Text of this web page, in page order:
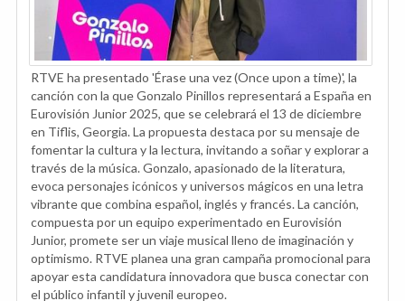
RTVE ha presentado 'Érase una vez (Once upon a time)', la
canción con la que Gonzalo Pinillos representará a España en
Eurovisión Junior 2025, que se celebrará el 13 de diciembre
en Tiflis, Georgia. La propuesta destaca por su mensaje de
fomentar la cultura y la lectura, invitando a soñar y explorar a
través de la música. Gonzalo, apasionado de la literatura,
evoca personajes icónicos y universos mágicos en una letra
vibrante que combina español, inglés y francés. La canción,
compuesta por un equipo experimentado en Eurovisión
Junior, promete ser un viaje musical lleno de imaginación y
optimismo. RTVE planea una gran campaña promocional para
apoyar esta candidatura innovadora que busca conectar con
el público infantil y juvenil europeo.